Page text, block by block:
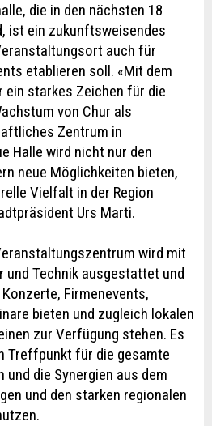
die in den nächsten 18
ist ein zukunftsweisendes
auch für
etablieren soll. «Mit dem
starkes Zeichen für die
von Chur als
Zentrum in
Halle wird nicht nur den
neue Möglichkeiten bieten,
Vielfalt in der Region
Urs Marti.
wird mit
Technik ausgestattet und
Firmenevents,
bieten und zugleich lokalen
zur Verfügung stehen. Es
Treffpunkt für die gesamte
die Synergien aus dem
und den starken regionalen